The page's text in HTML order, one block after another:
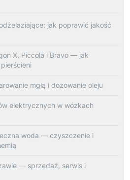
jak poprawić jakość
X, Piccola i Bravo — jak
mgłą i dozowanie oleju
elektrycznych w wózkach
woda — czyszczenie i
— sprzedaż, serwis i